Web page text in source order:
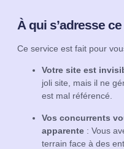
À qui s’adresse
Ce service est fait pour
Votre site est
joli site, mais il ne
est mal référencé.
Vos concurrents
apparente : Vous
terrain face à des